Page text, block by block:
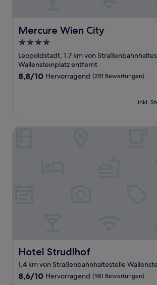
Mercure Wien City
Mercure Wien City
4.0-
Sterne-
Unterkunft
Leopoldstadt, 1,7 km von
Wallensteinplatz entfernt
8.8
8,8/10 Hervorragend (251 Bewertungen)
inkl.
Hotel Strudlhof
Hotel Strudlhof
1,4 km von Straßenbahnhaltestelle
8.6
8,6/10 Hervorragend (981 Bewertungen)